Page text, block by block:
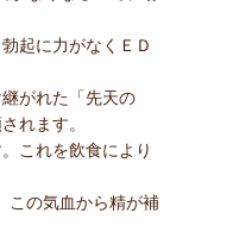
起に力がなくＥＤ
がれた「先天の
れます。
これを飲食により
この気血から精が補